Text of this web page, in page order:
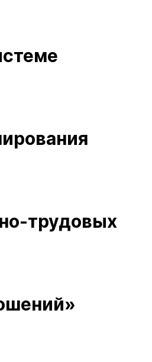
трудовых